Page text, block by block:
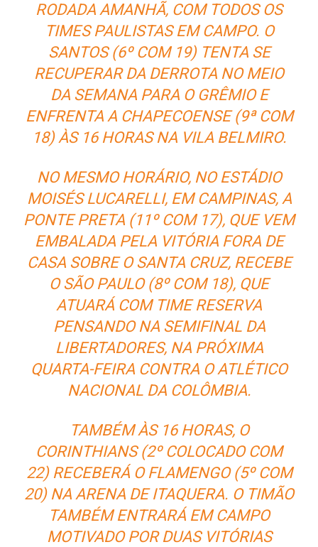
RODADA AMANHÃ, COM TODOS OS
TIMES PAULISTAS EM CAMPO. O
SANTOS (6º COM 19) TENTA SE
RECUPERAR DA DERROTA NO MEIO
DA SEMANA PARA O GRÊMIO E
ENFRENTA A CHAPECOENSE (9ª COM
18) ÀS 16 HORAS NA VILA BELMIRO.
NO MESMO HORÁRIO, NO ESTÁDIO
MOISÉS LUCARELLI, EM CAMPINAS, A
PONTE PRETA (11º COM 17), QUE VEM
EMBALADA PELA VITÓRIA FORA DE
CASA SOBRE O SANTA CRUZ, RECEBE
O SÃO PAULO (8º COM 18), QUE
ATUARÁ COM TIME RESERVA
PENSANDO NA SEMIFINAL DA
LIBERTADORES, NA PRÓXIMA
QUARTA-FEIRA CONTRA O ATLÉTICO
NACIONAL DA COLÔMBIA.
TAMBÉM ÀS 16 HORAS, O
CORINTHIANS (2º COLOCADO COM
22) RECEBERÁ O FLAMENGO (5º COM
20) NA ARENA DE ITAQUERA. O TIMÃO
TAMBÉM ENTRARÁ EM CAMPO
MOTIVADO POR DUAS VITÓRIAS